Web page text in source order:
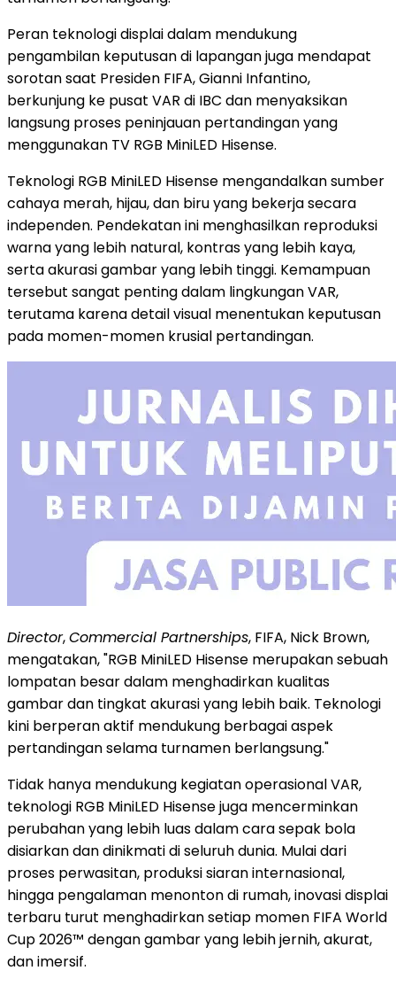
Peran teknologi displai dalam mendukung
pengambilan keputusan di lapangan juga mendapat
sorotan saat Presiden FIFA, Gianni Infantino,
berkunjung ke pusat VAR di IBC dan menyaksikan
langsung proses peninjauan pertandingan yang
menggunakan TV RGB MiniLED Hisense.
Teknologi RGB MiniLED Hisense mengandalkan sumber
cahaya merah, hijau, dan biru yang bekerja secara
independen. Pendekatan ini menghasilkan reproduksi
warna yang lebih natural, kontras yang lebih kaya,
serta akurasi gambar yang lebih tinggi. Kemampuan
tersebut sangat penting dalam lingkungan VAR,
terutama karena detail visual menentukan keputusan
pada momen-momen krusial pertandingan.
Director,Commercial Partnerships, FIFA, Nick Brown,
mengatakan, "RGB MiniLED Hisense merupakan sebuah
lompatan besar dalam menghadirkan kualitas
gambar dan tingkat akurasi yang lebih baik. Teknologi
kini berperan aktif mendukung berbagai aspek
pertandingan selama turnamen berlangsung."
Tidak hanya mendukung kegiatan operasional VAR,
teknologi RGB MiniLED Hisense juga mencerminkan
perubahan yang lebih luas dalam cara sepak bola
disiarkan dan dinikmati di seluruh dunia. Mulai dari
proses perwasitan, produksi siaran internasional,
hingga pengalaman menonton di rumah, inovasi displai
terbaru turut menghadirkan setiap momen FIFA World
Cup 2026™ dengan gambar yang lebih jernih, akurat,
dan imersif.